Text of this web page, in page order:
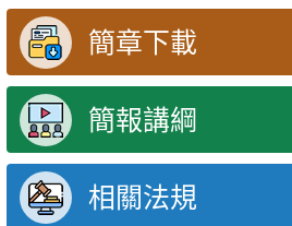
簡章下載
簡報講綱
相關法規